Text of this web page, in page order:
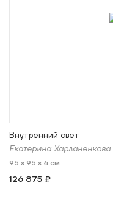
Внутренний свет
Екатерина Харланенкова
95 x 95 x 4 см
126 875 ₽